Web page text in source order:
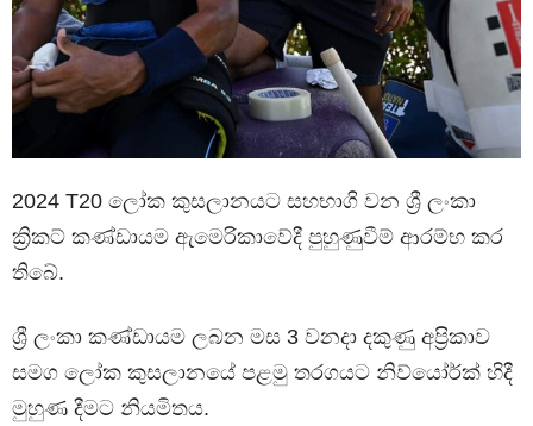
2024 T20 ලෝක කුසලානයට සහභාගි වන ශ්‍රී ලංකා
ක්‍රිකට් කණ්ඩායම ඇමෙරිකාවේදී පුහුණුවීම් ආරම්භ කර
තිබේ.
ශ්‍රී ලංකා කණ්ඩායම ලබන මස 3 වනදා දකුණු අප්‍රිකාව
සමග ලෝක කුසලානයේ පළමු තරගයට නිව්යෝර්ක් හිදී
මුහුණ දීමට නියමිතය.